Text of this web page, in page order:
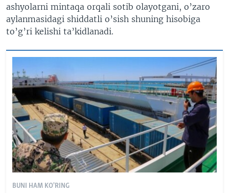
ashyolarni mintaqa orqali sotib olayotgani, o’zaro
aylanmasidagi shiddatli o’sish shuning hisobiga
to’g’ri kelishi ta’kidlanadi.
BUNI HAM KO'RING